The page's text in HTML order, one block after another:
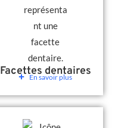
Facettes dentaires
En savoir plus